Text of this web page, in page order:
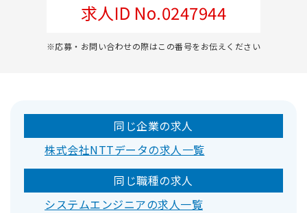
求人ID No.0247944
※応募・お問い合わせの際はこの番号をお伝えください
同じ企業の求人
株式会社NTTデータの求人一覧
同じ職種の求人
システムエンジニアの求人一覧